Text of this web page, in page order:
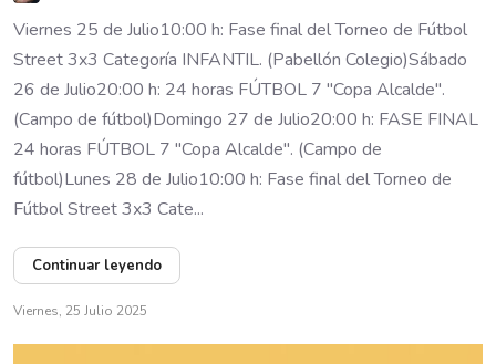
Viernes 25 de Julio10:00 h: Fase final del Torneo de Fútbol
Street 3x3 Categoría INFANTIL. (Pabellón Colegio)Sábado
26 de Julio20:00 h: 24 horas FÚTBOL 7 "Copa Alcalde".
(Campo de fútbol)Domingo 27 de Julio20:00 h: FASE FINAL
24 horas FÚTBOL 7 "Copa Alcalde". (Campo de
fútbol)Lunes 28 de Julio10:00 h: Fase final del Torneo de
Fútbol Street 3x3 Cate...
Continuar leyendo
Viernes, 25 Julio 2025